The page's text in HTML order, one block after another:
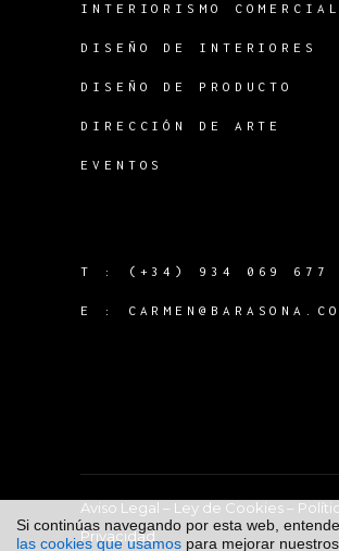
INTERIORISMO COMERCIAL
DISEÑO DE INTERIORES
DISEÑO DE PRODUCTO
DIRECCIÓN DE ARTE
EVENTOS
T : (+34) 934 069 677
E :
Aviso Legal – Ley de Cookies–
Privacidad
Si continúas navegando por esta web,
las cookies que usamos para mejorar